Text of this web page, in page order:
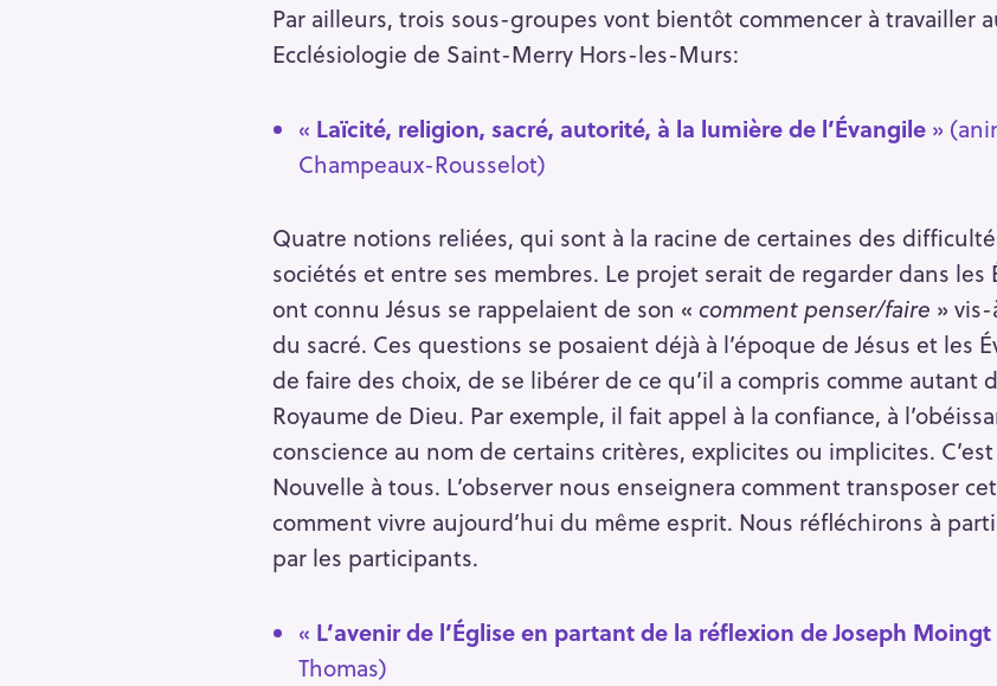
Par ailleurs, trois sous-groupes vont bientôt commencer à travailler
Ecclésiologie de Saint-Merry Hors-les-Murs:
« Laïcité, religion, sacré, autorité, à la lumière de l’Évangile»
Champeaux-Rousselot)
Quatre notions reliées, qui sont à la racine de certaines des
sociétés et entre ses membres. Le projet serait de regarder dans les
ont connu Jésus se rappelaient de son « comment penser/faire »
du sacré. Ces questions se posaient déjà à l’époque de Jésus et les
de faire des choix, de se libérer de ce qu’il a compris comme autant
Royaume de Dieu. Par exemple, il fait appel à la confiance, à
conscience au nom de certains critères, explicites ou implicites.
Nouvelle à tous. L’observer nous enseignera comment transposer
comment vivre aujourd’hui du même esprit. Nous réfléchirons à
par les participants.
« L’avenir de l’Église en partant de la réflexion de Joseph Moingt
Thomas)